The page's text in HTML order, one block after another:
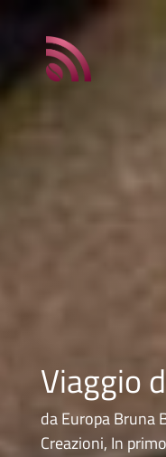
Viaggio
daEuropa Bruna
Creazioni, In